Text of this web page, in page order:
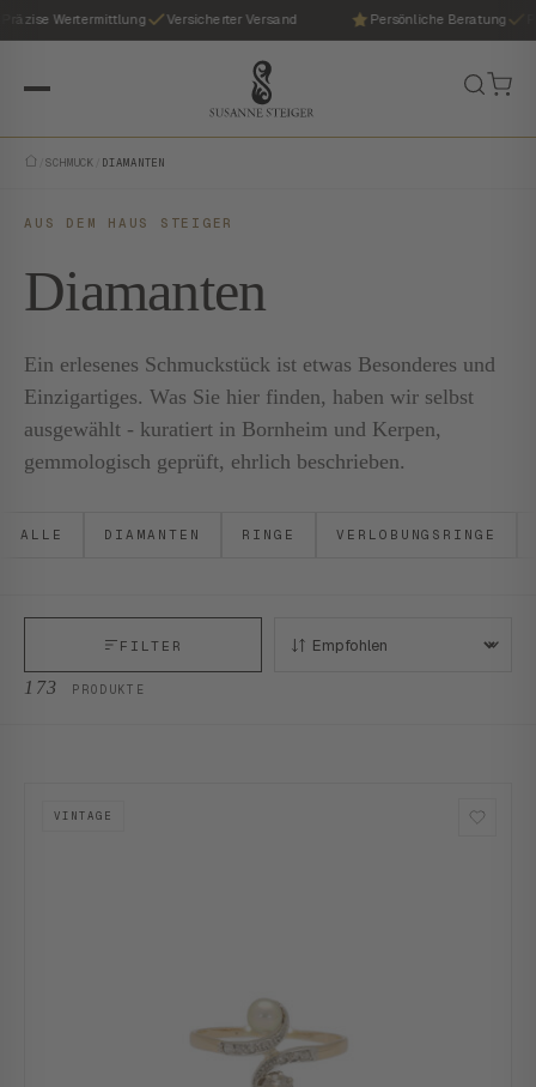
Wertermittlung Versicherter Versand Persönliche Beratung
SCHMUCK DIAMANTEN
AUS DEM HAUS STEIGER
Diamanten
Ein erlesenes Schmuckstück ist etwas Besonderes und
Einzigartiges. Was Sie hier finden, haben wir selbst
ausgewählt - kuratiert in Bornheim und Kerpen,
gemmologisch geprüft, ehrlich beschrieben.
ALLE DIAMANTEN RINGE VERLOBUNGSRINGE
173 PRODUKTE
FILTER SORTIEREN:
VINTAGE